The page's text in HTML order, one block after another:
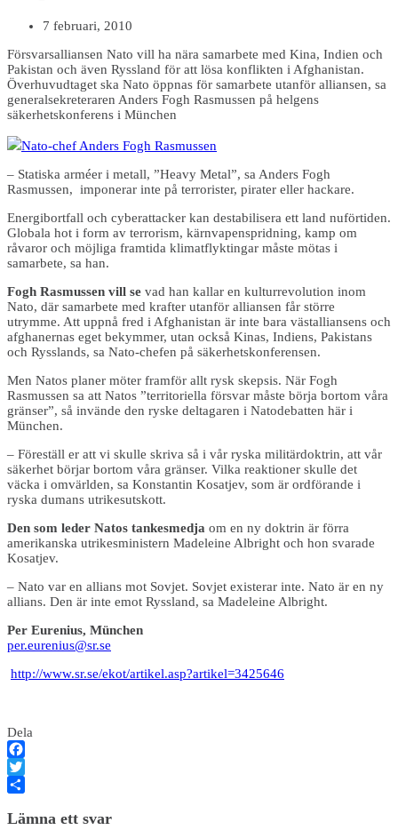
7 februari, 2010
Försvarsalliansen Nato vill ha nära samarbete med Kina, Indien och
Pakistan och även Ryssland för att lösa konflikten i Afghanistan.
Överhuvudtaget ska Nato öppnas för samarbete utanför alliansen, sa
generalsekreteraren Anders Fogh Rasmussen på helgens
säkerhetskonferens i München
Nato-chef Anders Fogh Rasmussen
– Statiska arméer i metall, ”Heavy Metal”, sa Anders Fogh
Rasmussen, imponerar inte på terrorister, pirater eller hackare.
Energibortfall och cyberattacker kan destabilisera ett land nuförtiden.
Globala hot i form av terrorism, kärnvapenspridning, kamp om
råvaror och möjliga framtida klimatflyktingar måste mötas i
samarbete, sa han.
Fogh Rasmussen vill se vad han kallar en kulturrevolution inom
Nato, där samarbete med krafter utanför alliansen får större
utrymme. Att uppnå fred i Afghanistan är inte bara västalliansens och
afghanernas eget bekymmer, utan också Kinas, Indiens, Pakistans
och Rysslands, sa Nato-chefen på säkerhetskonferensen.
Men Natos planer möter framför allt rysk skepsis. När Fogh
Rasmussen sa att Natos ”territoriella försvar måste börja bortom våra
gränser”, så invände den ryske deltagaren i Natodebatten här i
München.
– Föreställ er att vi skulle skriva så i vår ryska militärdoktrin, att vår
säkerhet börjar bortom våra gränser. Vilka reaktioner skulle det
väcka i omvärlden, sa Konstantin Kosatjev, som är ordförande i
ryska dumans utrikesutskott.
Den som leder Natos tankesmedja om en ny doktrin är förra
amerikanska utrikesministern Madeleine Albright och hon svarade
Kosatjev.
– Nato var en allians mot Sovjet. Sovjet existerar inte. Nato är en ny
allians. Den är inte emot Ryssland, sa Madeleine Albright.
Per Eurenius, München
per.eurenius@sr.se
http://www.sr.se/ekot/artikel.asp?artikel=3425646
Dela
Facebook
Twitter
Lämna ett svar